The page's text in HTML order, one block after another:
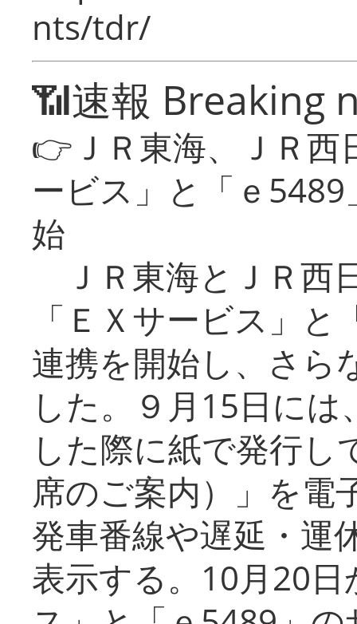
nts/tdr/
📶速報 Breaking
👉ＪＲ東海、ＪＲ
ービス」と「ｅ
始
ＪＲ東海とＪＲ西
「ＥＸサービス」
連携を開始し、さら
した。９月15日に
した際に紙で発行し
席のご案内）」を電
発車番線や遅延・運
表示する。10月20